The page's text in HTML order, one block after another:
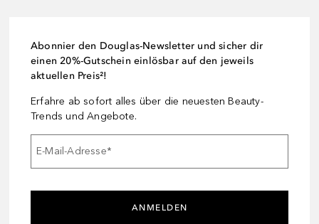
Abonnier den Douglas-Newsletter und sicher dir
einen 20%-Gutschein einlösbar auf den jeweils
aktuellen Preis²!
Erfahre ab sofort alles über die neuesten Beauty-
Trends und Angebote.
E-Mail-Adresse*
ANMELDEN